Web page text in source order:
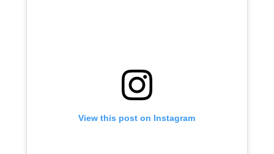
View this post on Instagram